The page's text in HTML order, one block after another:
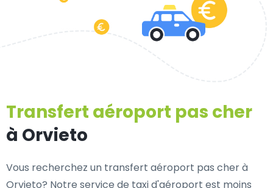
Transfert aéroport pas cher
à Orvieto
Vous recherchez un transfert aéroport pas cher à
Orvieto? Notre service de taxi d'aéroport est moins